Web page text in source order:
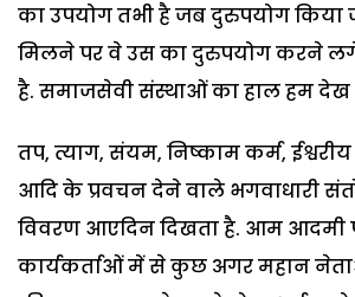
का उपयोग तभी है जब दुरुपयोग किया
मिलने पर वे उस का दुरुपयोग करने लगें
है. समाजसेवी संस्थाओं का हाल हम देख
तप, त्याग, संयम, निष्काम कर्म, ईश्वरीय
आदि के प्रवचन देने वाले भगवाधारी
विवरण आएदिन दिखता है. आम आदमी
कार्यकर्ताओं में से कुछ अगर महान